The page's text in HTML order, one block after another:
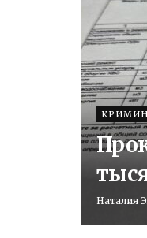
Наталия